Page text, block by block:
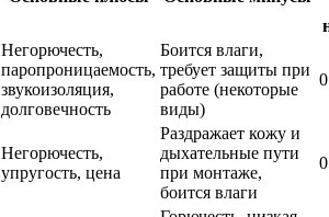
Негорючесть,
паропроницаемость,
звукоизоляция,
долговечность
Боится влаги,
требует защиты при
работе (некоторые
виды)
Негорючесть,
упругость, цена
Раздражает кожу и
дыхательные пути
при монтаже,
боится влаги